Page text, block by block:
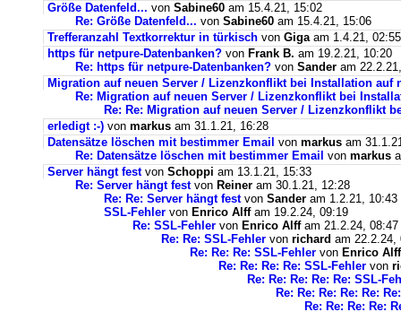
Größe Datenfeld... von Sabine60 am 15.4.21, 15:02
Re: Größe Datenfeld... von Sabine60 am 15.4.21, 15:06
Trefferanzahl Textkorrektur in türkisch von Gigaam 1.4.21, 02:55
https für netpure-Datenbanken? von Frank B. am 19.2.21, 10:20
Re: https für netpure-Datenbanken? von Sander am
Migration auf neuen Server / Lizenzkonflikt bei Installation auf
Re: Migration auf neuen Server / Lizenzkonflikt bei
Re: Re: Migration auf neuen Server / Lizenzkonflikt
erledigt :-) von markus am 31.1.21, 16:28
Datensätze löschen mit bestimmer Email von markus am
Re: Datensätze löschen mit bestimmer Email von markus
Server hängt festvon Schoppi am 13.1.21, 15:33
Re: Server hängt festvon Reiner am 30.1.21, 12:28
Re: Re: Server hängt festvon Sander am 1.2.21, 10:43
SSL-Fehler von Enrico Alffam 19.2.24, 09:19
Re: SSL-Fehler von Enrico Alffam 21.2.24, 08:47
Re: Re: SSL-Fehler von richard am 22.2.24,
Re: Re: Re: SSL-Fehler von Enrico Alff
Re: Re: Re: Re: SSL-Fehler von
Re: Re: Re: Re: Re: SSL-
Re: Re: Re: Re: Re:
Re: Re: Re: Re: